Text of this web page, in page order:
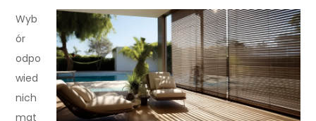
Wyb
ór
odpo
wied
nich
mat